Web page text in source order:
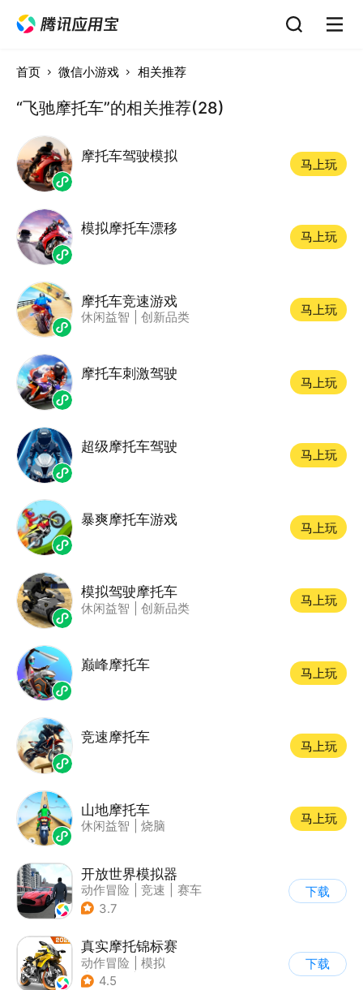
首页 微信小游戏 相关推荐
“飞驰摩托车”的相关推荐(28)
摩托车驾驶模拟
马上玩
模拟摩托车漂移
马上玩
摩托车竞速游戏
休闲益智 创新品类
马上玩
摩托车刺激驾驶
马上玩
超级摩托车驾驶
马上玩
暴爽摩托车游戏
马上玩
模拟驾驶摩托车
休闲益智 创新品类
马上玩
巅峰摩托车
马上玩
竞速摩托车
马上玩
山地摩托车
休闲益智 烧脑
马上玩
开放世界模拟器
动作冒险 竞速
赛车
| 开放世界
3.7
下载
真实摩托锦标赛
动作冒险
模拟
| 摩托车
4.5
下载